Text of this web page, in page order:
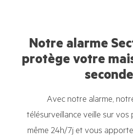
Notre alarme
protège votre
seconde
Avec notre alarme,
télésurveillance veille sur
même 24h/7j et vous